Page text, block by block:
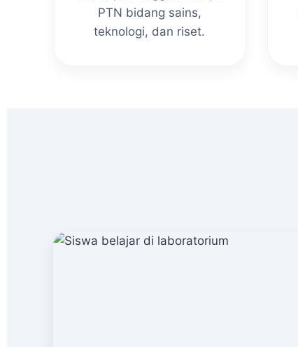
PTN bidang sains,
teknologi, dan riset.